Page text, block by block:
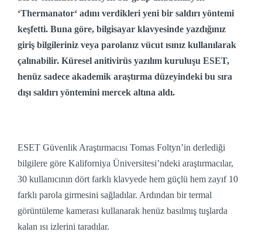
‘Thermanator‘ adını verdikleri yeni bir saldırı yöntemi
keşfetti. Buna göre, bilgisayar klavyesinde yazdığınız
giriş bilgileriniz veya parolanız vücut ısınız kullanılarak
çalınabilir. Küresel anitivirüs yazılım kuruluşu ESET,
henüz sadece akademik araştırma düzeyindeki bu sıra
dışı saldırı yöntemini mercek altına aldı.
ESET Güvenlik Araştırmacısı Tomas Foltyn’in derlediği
bilgilere göre Kaliforniya Üniversitesi’ndeki araştırmacılar,
30 kullanıcının dört farklı klavyede hem güçlü hem zayıf 10
farklı parola girmesini sağladılar. Ardından bir termal
görüntüleme kamerası kullanarak henüz basılmış tuşlarda
kalan ısı izlerini taradılar.